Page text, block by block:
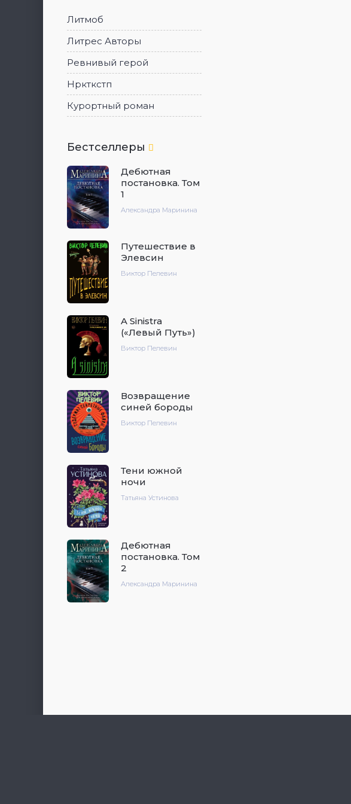
Литмоб
Литрес Авторы
Ревнивый герой
Нркткстп
Курортный роман
Бестселлеры
Дебютная
постановка. Том
1
Александра Маринина
Путешествие в
Элевсин
Виктор Пелевин
A Sinistra
(«Левый Путь»)
Виктор Пелевин
Возвращение
синей бороды
Виктор Пелевин
Тени южной
ночи
Татьяна Устинова
Дебютная
постановка. Том
2
Александра Маринина